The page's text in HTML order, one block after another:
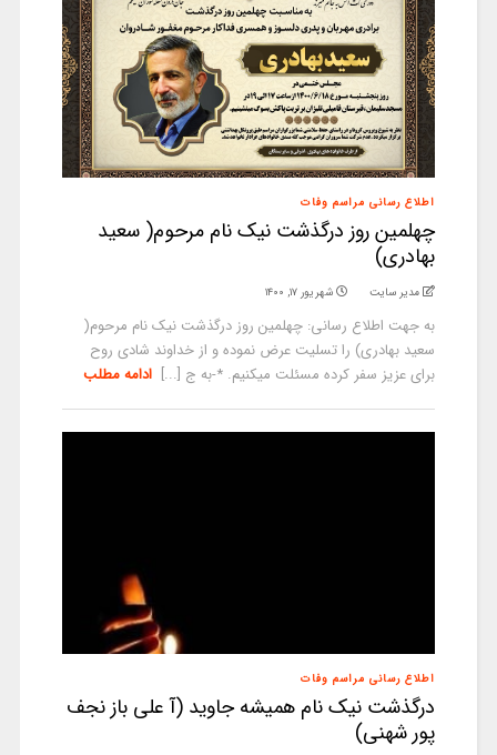
اطلاع رسانی مراسم وفات
چهلمین روز درگذشت نیک نام مرحوم( سعید
بهادری)
مدیر سایت شهریور ۱۷, ۱۴۰۰
به جهت اطلاع رسانی: چهلمین روز درگذشت نیک نام مرحوم(
سعید بهادری) را تسلیت عرض نموده و از خداوند شادی روح
برای عزیز سفر کرده مسئلت میکنیم. *-به ج [...] ادامه مطلب
اطلاع رسانی مراسم وفات
درگذشت نیک نام همیشه جاوید (آ علی باز نجف
پور شهنی)